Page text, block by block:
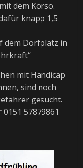
dem Korso.
knapp 1,5
dem Dorfplatz in
mit Handicap
sind noch
gesucht.
57879861